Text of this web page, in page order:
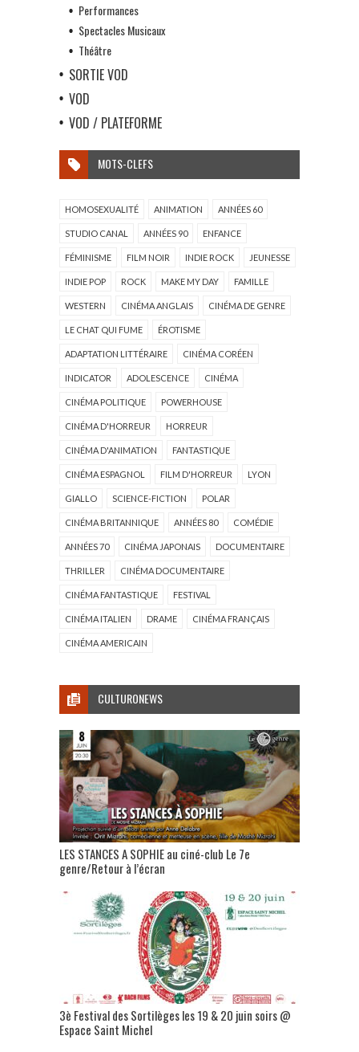
Performances
Spectacles Musicaux
Théâtre
SORTIE VOD
VOD
VOD / PLATEFORME
MOTS-CLEFS
HOMOSEXUALITÉ ANIMATION ANNÉES 60
STUDIO CANAL ANNÉES 90 ENFANCE
FÉMINISME FILM NOIR INDIE ROCK JEUNESSE
INDIE POP ROCK MAKE MY DAY FAMILLE
WESTERN CINÉMA ANGLAIS CINÉMA DE GENRE
LE CHAT QUI FUME ÉROTISME
ADAPTATION LITTÉRAIRE CINÉMA CORÉEN
INDICATOR ADOLESCENCE CINÉMA
CINÉMA POLITIQUE POWERHOUSE
CINÉMA D'HORREUR HORREUR
CINÉMA D'ANIMATION FANTASTIQUE
CINÉMA ESPAGNOL FILM D'HORREUR LYON
GIALLO SCIENCE-FICTION POLAR
CINÉMA BRITANNIQUE ANNÉES 80 COMÉDIE
ANNÉES 70 CINÉMA JAPONAIS DOCUMENTAIRE
THRILLER CINÉMA DOCUMENTAIRE
CINÉMA FANTASTIQUE FESTIVAL
CINÉMA ITALIEN DRAME CINÉMA FRANÇAIS
CINÉMA AMERICAIN
CULTURONEWS
LES STANCES A SOPHIE au ciné-club Le 7e
genre/Retour à l’écran
3è Festival des Sortilèges les 19 & 20 juin soirs @
Espace Saint Michel